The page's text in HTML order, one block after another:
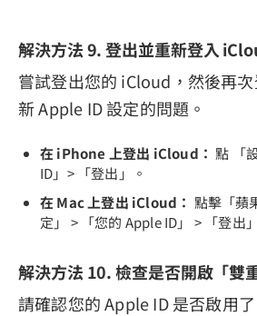
解決方法 9. 登出並重新登入
嘗試登出您的 iCloud，然後再
新 Apple ID 設定的問題。
在 iPhone 上登出 iCloud： 點 「
ID」> 「登出」。
在 Mac 上登出 iCloud： 點擊「蘋
定」 > 「您的 Apple ID」 > 「登出
解決方法 10. 檢查是否開啟「雙
請確認您的 Apple ID 是否啟用